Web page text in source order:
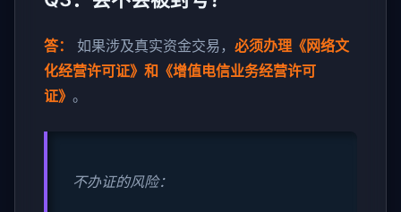
答： 如果涉及真实资金交易， 必须办理《网络文
化经营许可证》和《增值电信业务经营许可
证》 。
不办证的风险：